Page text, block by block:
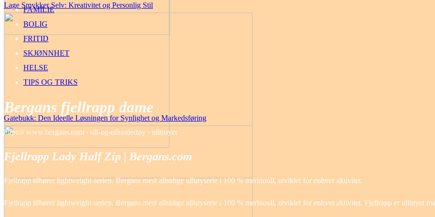
Lage Smykker Selv: Kreativitet og Personlig Stil
Gatebukk: Den Ideelle Løsningen for Synlighet og Markedsføring
FAMILIE
BOLIG
FRITID
SKJØNNHET
HELSE
TIPS OG TRIKS
Bergans fjellrapp dame
https:// www.bergans.com › ull-og-ullundertoy › ulltroyer
Fjellrapp Lady Half Zip | Bergans.com
Fjellrapp tilhører lightweight-serien, Bergans mest allsidige ulltøyserie i 100 % merinoull, utviklet for enhver aktivitet.
Fjellrapp tilhører lightweight-serien, Bergans mest allsidige ulltøyserie i 100 % merinoull, utviklet for enhver aktivitet. Fjellrapp er ulltøyet